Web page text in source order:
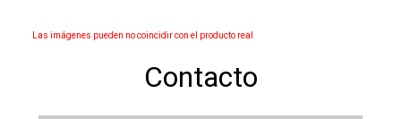
Las imágenes pueden no coincidir con el producto real
Contacto